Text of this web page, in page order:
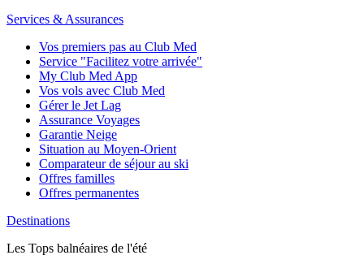
Services & Assurances
Vos premiers pas au Club Med
Service "Facilitez votre arrivée"
My Club Med App
Vos vols avec Club Med
Gérer le Jet Lag
Assurance Voyages
Garantie Neige
Situation au Moyen-Orient
Comparateur de séjour au ski
Offres familles
Offres permanentes
Destinations
Les Tops balnéaires de l'été